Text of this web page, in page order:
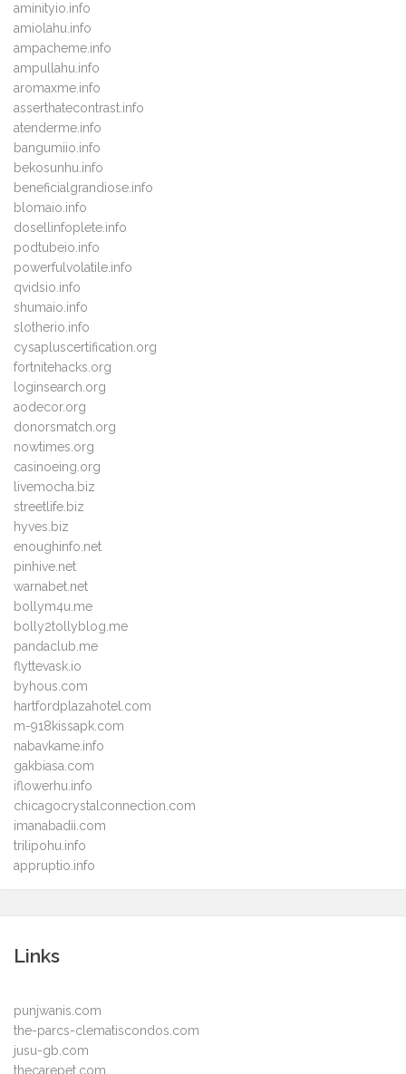
aminityio.info
amiolahu.info
ampacheme.info
ampullahu.info
aromaxme.info
asserthatecontrast.info
atenderme.info
bangumiio.info
bekosunhu.info
beneficialgrandiose.info
blomaio.info
dosellinfoplete.info
podtubeio.info
powerfulvolatile.info
qvidsio.info
shumaio.info
slotherio.info
cysapluscertification.org
fortnitehacks.org
loginsearch.org
aodecor.org
donorsmatch.org
nowtimes.org
casinoeing.org
livemocha.biz
streetlife.biz
hyves.biz
enoughinfo.net
pinhive.net
warnabet.net
bollym4u.me
bolly2tollyblog.me
pandaclub.me
flyttevask.io
byhous.com
hartfordplazahotel.com
m-918kissapk.com
nabavkame.info
gakbiasa.com
iflowerhu.info
chicagocrystalconnection.com
imanabadii.com
trilipohu.info
appruptio.info
Links
punjwanis.com
the-parcs-clematiscondos.com
jusu-gb.com
thecarepet.com